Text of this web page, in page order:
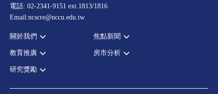
電話: 02-2341-9151 ext.1813/1816
Email:ncscre@nccu.edu.tw
關於我們
宗旨願景
設置辦法
指導委員
焦點新聞
全部新聞
法律新訊
教育推廣
全部活動
房市分析
研究獎勵